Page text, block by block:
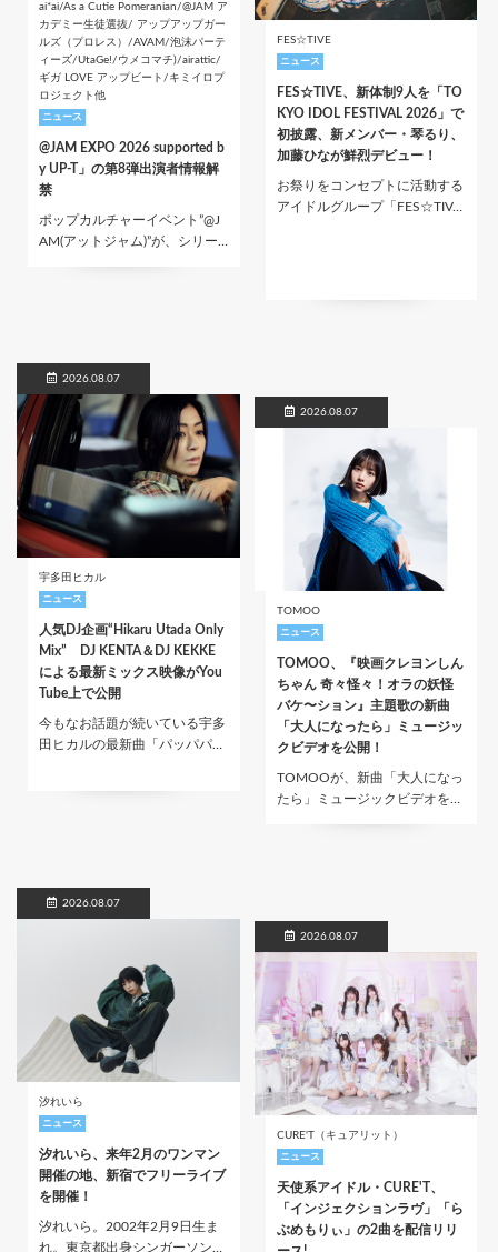
ai*ai/As a Cutie Pomeranian/@JAM ア
カデミー生徒選抜/ アップアップガー
ルズ（プロレス）/AVAM/泡沫パーテ
ィーズ/UtaGe!/ウメコマチ)/airattic/
ギガ LOVE アップビート/キミイロプ
ロジェクト他
ニュース
@JAM EXPO 2026 supported b
y UP-T」の第8弾出演者情報解
禁
ポップカルチャーイベント”@J
AM(アットジャム)”が、シリー…
FES☆TIVE
ニュース
FES☆TIVE、新体制9人を「TO
KYO IDOL FESTIVAL 2026」で
初披露、新メンバー・琴るり、
加藤ひなが鮮烈デビュー！
お祭りをコンセプトに活動する
アイドルグループ「FES☆TIV…
2026.08.07
宇多田ヒカル
ニュース
人気DJ企画“Hikaru Utada Only
Mix” DJ KENTA＆DJ KEKKE
による最新ミックス映像がYou
Tube上で公開
今もなお話題が続いている宇多
田ヒカルの最新曲「パッパパ…
2026.08.07
TOMOO
ニュース
TOMOO、『映画クレヨンしん
ちゃん 奇々怪々！オラの妖怪
バケ〜ション』主題歌の新曲
「大人になったら」ミュージッ
クビデオを公開！
TOMOOが、新曲「大人になっ
たら」ミュージックビデオを…
2026.08.07
汐れいら
ニュース
汐れいら、来年2月のワンマン
開催の地、新宿でフリーライブ
を開催！
汐れいら。2002年2月9日生ま
れ。東京都出身シンガーソン…
2026.08.07
CURE'T（キュアリット）
ニュース
天使系アイドル・CURE'T、
「インジェクションラヴ」「ら
ぶめもりぃ」の2曲を配信リリ